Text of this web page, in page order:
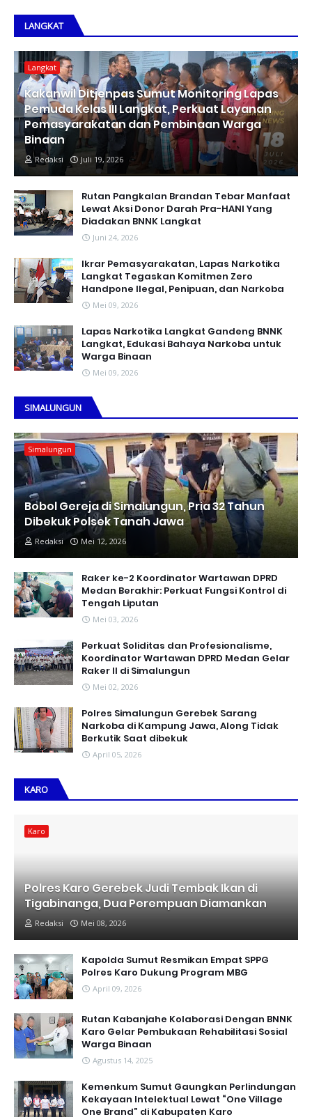
LANGKAT
Langkat
Kakanwil Ditjenpas Sumut Monitoring Lapas
Pemuda Kelas III Langkat, Perkuat Layanan
Pemasyarakatan dan Pembinaan Warga
Binaan
Redaksi Juli 19, 2026
Rutan Pangkalan Brandan Tebar Manfaat
Lewat Aksi Donor Darah Pra-HANI Yang
Diadakan BNNK Langkat
Juni 24, 2026
Ikrar Pemasyarakatan, Lapas Narkotika
Langkat Tegaskan Komitmen Zero
Handpone llegal, Penipuan, dan Narkoba
Mei 09, 2026
Lapas Narkotika Langkat Gandeng BNNK
Langkat, Edukasi Bahaya Narkoba untuk
Warga Binaan
Mei 09, 2026
SIMALUNGUN
Simalungun
Bobol Gereja di Simalungun, Pria 32 Tahun
Dibekuk Polsek Tanah Jawa
Redaksi Mei 12, 2026
Raker ke-2 Koordinator Wartawan DPRD
Medan Berakhir: Perkuat Fungsi Kontrol di
Tengah Liputan
Mei 03, 2026
Perkuat Soliditas dan Profesionalisme,
Koordinator Wartawan DPRD Medan Gelar
Raker II di Simalungun
Mei 02, 2026
Polres Simalungun Gerebek Sarang
Narkoba di Kampung Jawa, Along Tidak
Berkutik Saat dibekuk
April 05, 2026
KARO
Karo
Polres Karo Gerebek Judi Tembak Ikan di
Tigabinanga, Dua Perempuan Diamankan
Redaksi Mei 08, 2026
Kapolda Sumut Resmikan Empat SPPG
Polres Karo Dukung Program MBG
April 09, 2026
Rutan Kabanjahe Kolaborasi Dengan BNNK
Karo Gelar Pembukaan Rehabilitasi Sosial
Warga Binaan
Agustus 14, 2025
Kemenkum Sumut Gaungkan Perlindungan
Kekayaan Intelektual Lewat “One Village
One Brand” di Kabupaten Karo